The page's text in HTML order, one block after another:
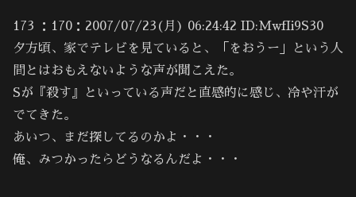
173 ：170：2007/07/23(月) 06:24:42 ID:MwfIi9S30
夕方頃、家でテレビを見ていると、「をおうー」という人
間とはおもえないような声が聞こえた。
Sが『殺す』といっている声だと直感的に感じ、冷や汗が
でてきた。
あいつ、まだ探してるのかよ・・・
俺、みつかったらどうなるんだよ・・・